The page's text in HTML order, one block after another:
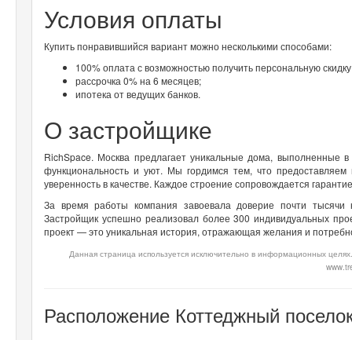
Условия оплаты
Купить понравившийся вариант можно несколькими способами:
100% оплата с возможностью получить персональную
рассрочка 0% на 6 месяцев;
ипотека от ведущих банков.
О застройщике
RichSpace. Москва предлагает уникальные дома, выполненные
функциональность и уют. Мы гордимся тем, что
уверенность в качестве. Каждое строение сопровождается
За время работы компания завоевала доверие почти тысячи
Застройщик успешно реализовал более 300 индивидуальных
проект — это уникальная история, отражающая желания и
Данная страница используется исключительно в информационных
Расположение Коттеджный